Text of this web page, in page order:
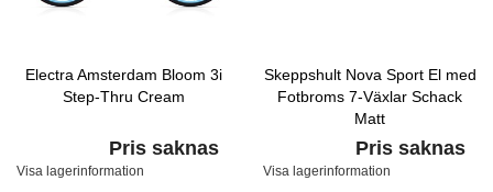
Electra Amsterdam Bloom 3i
Step-Thru Cream
Pris saknas
Visa lagerinformation
Skeppshult Nova Sport El med
Fotbroms 7-Växlar Schack
Matt
Pris saknas
Visa lagerinformation